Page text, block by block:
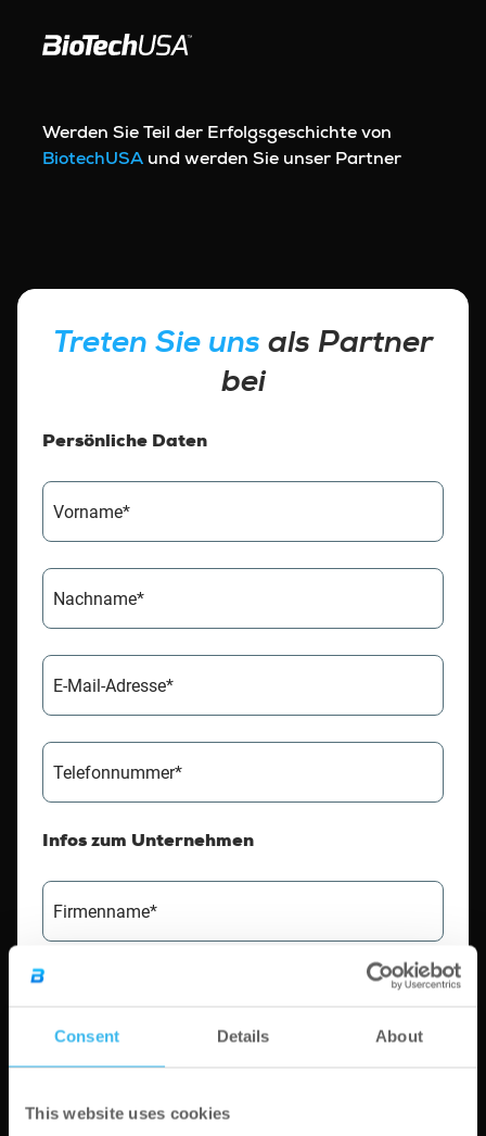
Consent Details About
This website uses cookies
Werden Sie Teil der Erfolgsgeschichte von
BiotechUSA und werden Sie unser Partner
Treten Sie uns als Partner
bei
Persönliche Daten
Vorname*
Nachname*
E-Mail-Adresse*
Telefonnummer*
Infos zum Unternehmen
Firmenname*